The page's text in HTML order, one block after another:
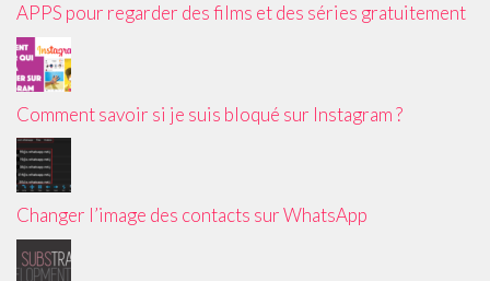
APPS pour regarder des films et des séries gratuitement
Comment savoir si je suis bloqué sur Instagram ?
Changer l’image des contacts sur WhatsApp